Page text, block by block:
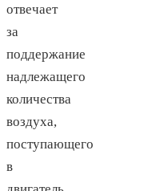
отвечает
за
поддержание
надлежащего
количества
воздуха,
поступающего
в